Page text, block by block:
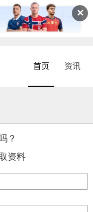
✕
首页 资讯
？
资料